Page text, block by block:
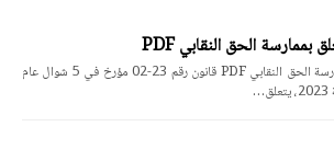
قانون رقم 23-02 يتعلق بممارسة الحق النقابي PDF قانون رقم 23-02 مؤرخ في 5 شوال عام